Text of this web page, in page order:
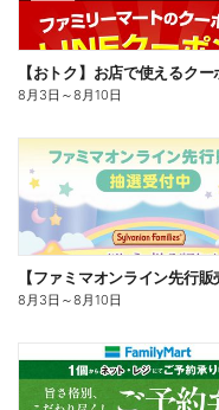
8月3日 ～8月10日
8月3日 ～8月10日